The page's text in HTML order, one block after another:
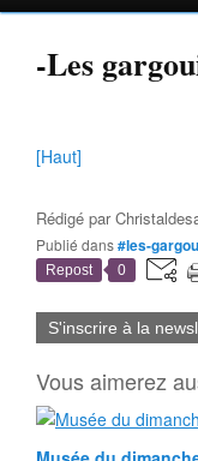
-Les
[Haut]
Rédigé par
Publié dans#les-
Repost 0
S'inscrire à la
Vous aimerez